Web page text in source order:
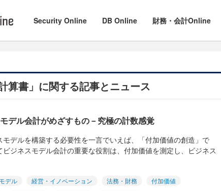
Security Online DB Online 財務・会計Online
算書」に関する記事とニュース
デル会計がめざすもの－究極の計数感覚
デルを構築する必要性を一言でいえば、「付加価値の創造」で
ビジネスモデル会計の重要な役割は、付加価値を測定し、ビジネス
デル 経営・イノベーション 法務・財務
付加価値